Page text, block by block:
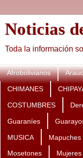
Noticias
Toda la información
Afrobolivianos
CHIMANES
COSTUMBRES
Guaraníes
MUSICA Mapuches
Mosetones Mujeres